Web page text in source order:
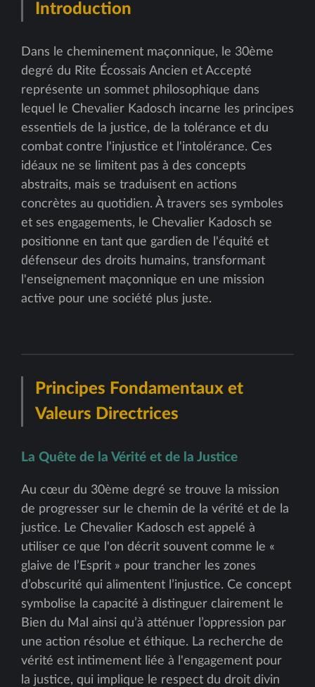
Introduction
Dans le cheminement maçonnique, le 30ème
degré du Rite Écossais Ancien et Accepté
représente un sommet philosophique dans
lequel le Chevalier Kadosch incarne les principes
essentiels de la justice, de la tolérance et du
combat contre l'injustice et l'intolérance. Ces
idéaux ne se limitent pas à des concepts
abstraits, mais se traduisent en actions
concrètes au quotidien. À travers ses symboles
et ses engagements, le Chevalier Kadosch se
positionne en tant que gardien de l'équité et
défenseur des droits humains, transformant
l'enseignement maçonnique en une mission
active pour une société plus juste.
Principes Fondamentaux et
Valeurs Directrices
La Quête de la Vérité et de la Justice
Au cœur du 30ème degré se trouve la mission
de progresser sur le chemin de la vérité et de la
justice. Le Chevalier Kadosch est appelé à
utiliser ce que l'on décrit souvent comme le «
glaive de l’Esprit » pour trancher les zones
d’obscurité qui alimentent l’injustice. Ce concept
symbolise la capacité à distinguer clairement le
Bien du Mal ainsi qu’à atténuer l’oppression par
une action résolue et éthique. La recherche de
vérité est intimement liée à l'engagement pour
la justice, qui implique le respect du droit divin